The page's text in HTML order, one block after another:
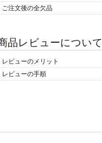
ご注文後の全欠品
品レビューについて
レビューのメリット
レビューの手順